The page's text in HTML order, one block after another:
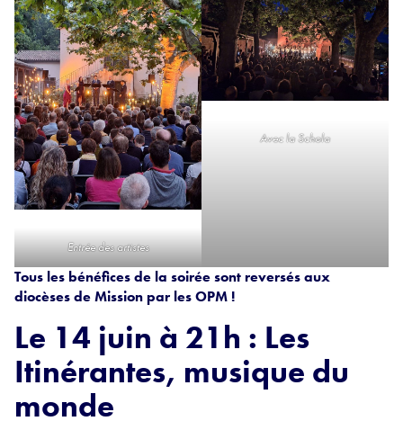
Entrée des artistes
Avec la Schola
Tous les bénéfices de la soirée sont reversés aux
diocèses de Mission par les OPM !
Le 14 juin à 21h : Les
Itinérantes, musique du
monde